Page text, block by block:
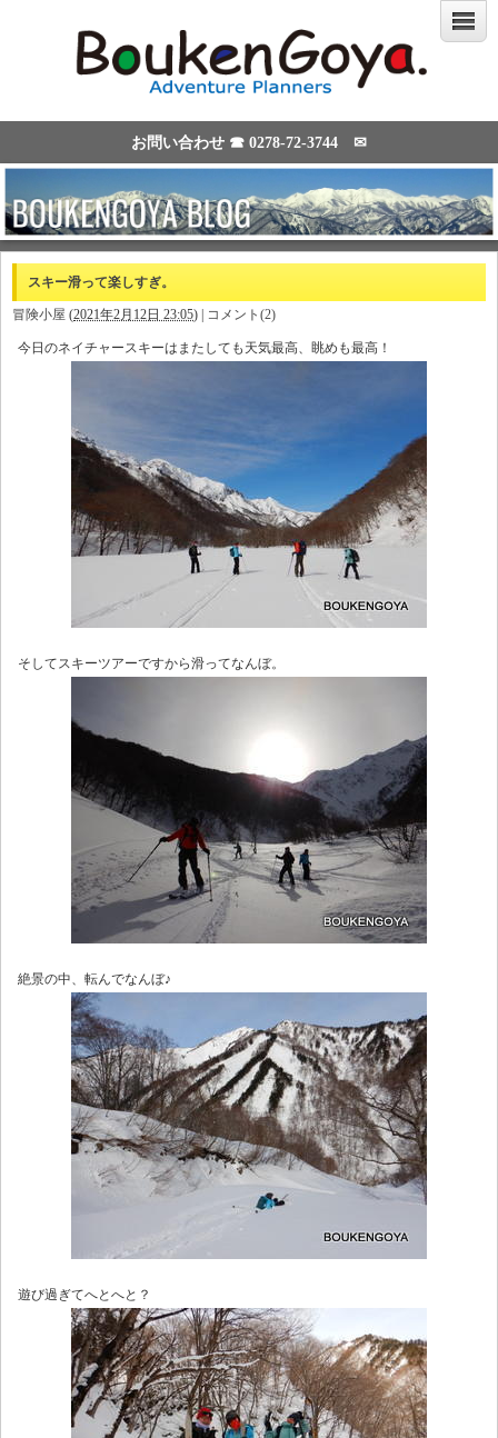
お問い合わせ ☎ 0278-72-3744 ✉
スキー滑って楽しすぎ。
冒険小屋 (2021年2月12日 23:05) | コメント(2)
今日のネイチャースキーはまたしても天気最高、眺めも最高！
そしてスキーツアーですから滑ってなんぼ。
絶景の中、転んでなんぼ♪
遊び過ぎてへとへと？